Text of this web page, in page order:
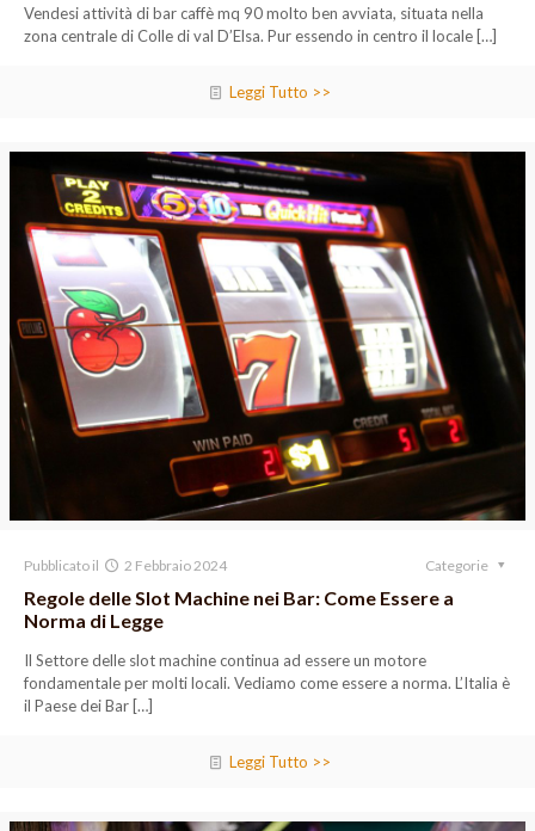
Vendesi attività di bar caffè mq 90 molto ben avviata, situata nella
zona centrale di Colle di val D’Elsa. Pur essendo in centro il locale […]
Leggi Tutto >>
Pubblicato il 2 Febbraio 2024 Categorie
Regole delle Slot Machine nei Bar: Come Essere a
Norma di Legge
Il Settore delle slot machine continua ad essere un motore
fondamentale per molti locali. Vediamo come essere a norma. L’Italia è
il Paese dei Bar […]
Leggi Tutto >>